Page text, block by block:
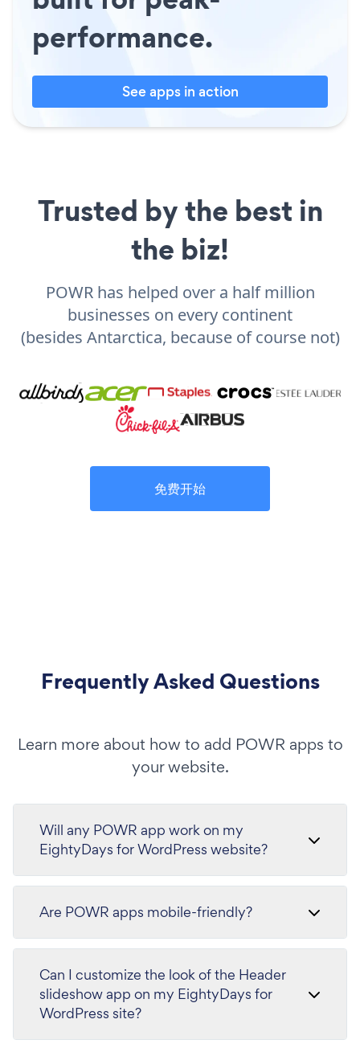
performance.
See apps in action
Trusted by the best in
the biz!
POWR has helped over a half million
businesses on every continent
(besides Antarctica, because of course not)
免费开始
Frequently Asked Questions
Learn more about how to add POWR apps to
your website.
Will any POWR app work on my
EightyDays for WordPress website?
Are POWR apps mobile-friendly?
Can I customize the look of the Header
slideshow app on my EightyDays for
WordPress site?